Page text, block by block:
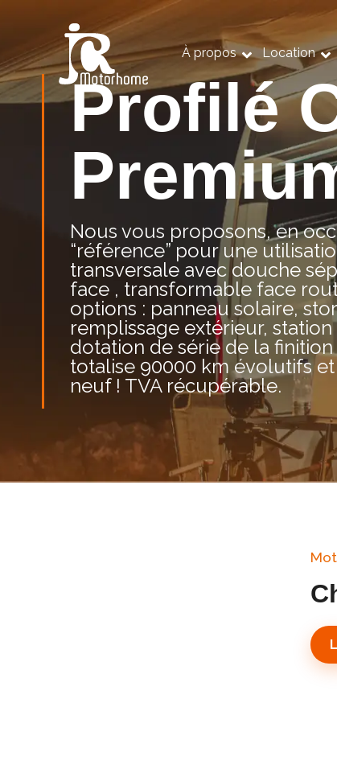
À propos Location
Profilé
Nous vous proposons, en
“référence” pour une
transversale avec douche
face , transformable face
options : panneau solaire,
remplissage extérieur,
dotation de série de la
totalise 90000 km évolutifs
neuf ! TVA récupérable.